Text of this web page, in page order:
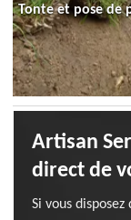
Tonte et pose de
Artisan
direct de
Si vous